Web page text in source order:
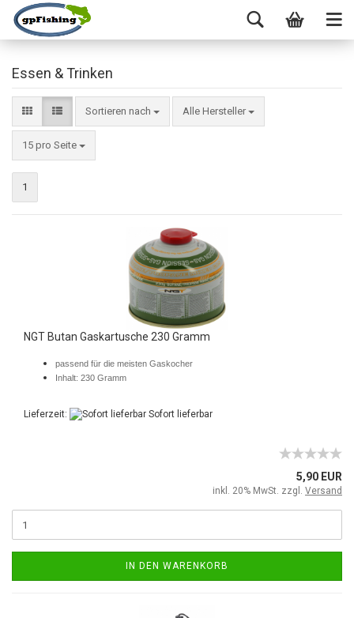
Essen & Trinken
Sortieren nach Alle Hersteller
15 pro Seite
1
NGT Butan Gaskartusche 230 Gramm
passend für die meisten Gaskocher
Inhalt: 230 Gramm
Lieferzeit: Sofort lieferbar
5,90 EUR
inkl. 20% MwSt. zzgl. Versand
IN DEN WARENKORB